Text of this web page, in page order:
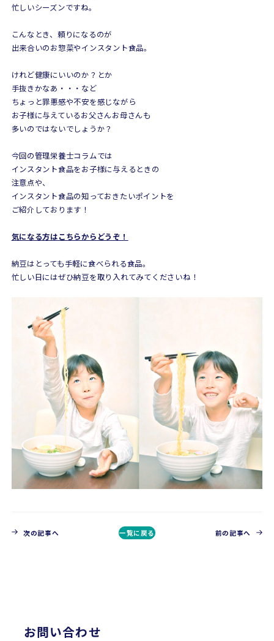
忙しいシーズンですね。
こんなとき、頼りになるのが
出来合いのお惣菜やインスタント食品。
けれど健康にいいのか？とか
手抜きかなあ・・・など
ちょっと罪悪感や不安を感じながら
お子様に与えているお父さんお母さんも
多いのではないでしょうか？
今回の管理栄養士コラムでは
インスタント食品をお子様に与えるときの
注意点や、
インスタント食品の知っておきたいポイントを
ご紹介しております！
気になる方はこちらからどうぞ！
納豆はとっても手軽に食べられる食品。
忙しい日にはぜひ納豆を取り入れてみてくださいね！
次の記事へ 一覧に戻る 前の記事へ
お問い合わせ